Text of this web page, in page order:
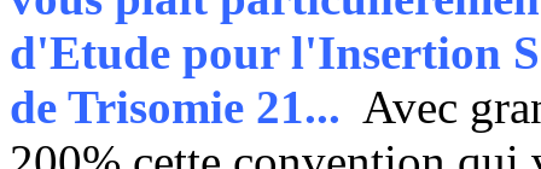
d'Etude pour l'Insertion
de Trisomie 21... Avec